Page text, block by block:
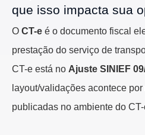
que isso impacta sua
O CT-e é o documento fiscal
prestação do serviço de
CT-e está no Ajuste SINIEF
layout/validações acontece
publicadas no ambiente do